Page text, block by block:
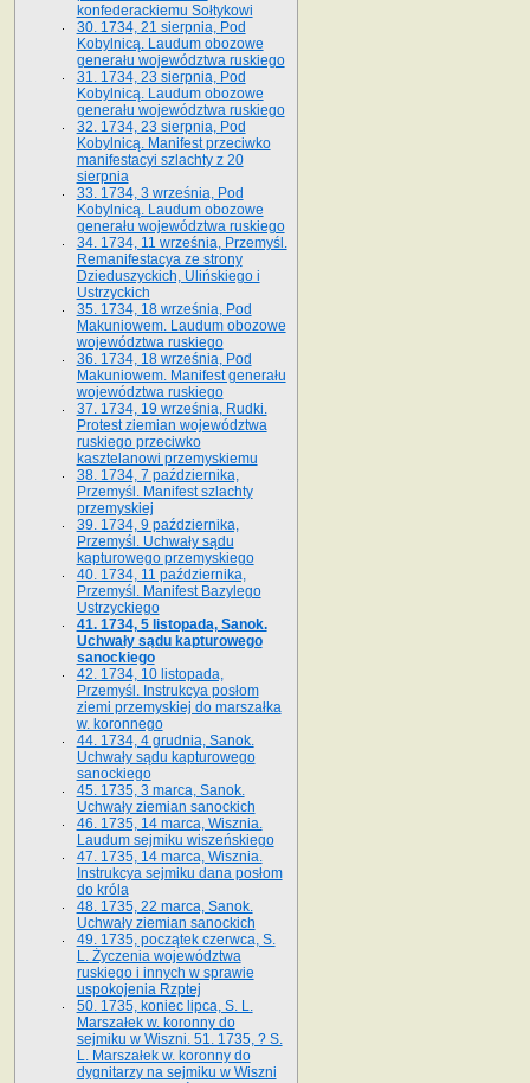
konfederackiemu Sołtykowi
30. 1734, 21 sierpnia, Pod
Kobylnicą. Laudum obozowe
generału województwa ruskiego
31. 1734, 23 sierpnia, Pod
Kobylnicą. Laudum obozowe
generału województwa ruskiego
32. 1734, 23 sierpnia, Pod
Kobylnicą. Manifest przeciwko
manifestacyi szlachty z 20
sierpnia
33. 1734, 3 września, Pod
Kobylnicą. Laudum obozowe
generału województwa ruskiego
34. 1734, 11 września, Przemyśl.
Remanifestacya ze strony
Dzieduszyckich, Ulińskiego i
Ustrzyckich
35. 1734, 18 września, Pod
Makuniowem. Laudum obozowe
województwa ruskiego
36. 1734, 18 września, Pod
Makuniowem. Manifest generału
województwa ruskiego
37. 1734, 19 września, Rudki.
Protest ziemian województwa
ruskiego przeciwko
kasztelanowi przemyskiemu
38. 1734, 7 października,
Przemyśl. Manifest szlachty
przemyskiej
39. 1734, 9 października,
Przemyśl. Uchwały sądu
kapturowego przemyskiego
40. 1734, 11 października,
Przemyśl. Manifest Bazylego
Ustrzyckiego
41. 1734, 5 listopada, Sanok.
Uchwały sądu kapturowego
sanockiego
42. 1734, 10 listopada,
Przemyśl. Instrukcya posłom
ziemi przemyskiej do marszałka
w. koronnego
44. 1734, 4 grudnia, Sanok.
Uchwały sądu kapturowego
sanockiego
45. 1735, 3 marca, Sanok.
Uchwały ziemian sanockich
46. 1735, 14 marca, Wisznia.
Laudum sejmiku wiszeńskiego
47. 1735, 14 marca, Wisznia.
Instrukcya sejmiku dana posłom
do króla
48. 1735, 22 marca, Sanok.
Uchwały ziemian sanockich
49. 1735, początek czerwca, S.
L. Życzenia województwa
ruskiego i innych w sprawie
uspokojenia Rzptej
50. 1735, koniec lipca, S. L.
Marszałek w. koronny do
sejmiku w Wiszni. 51. 1735, ? S.
L. Marszałek w. koronny do
dygnitarzy na sejmiku w Wiszni